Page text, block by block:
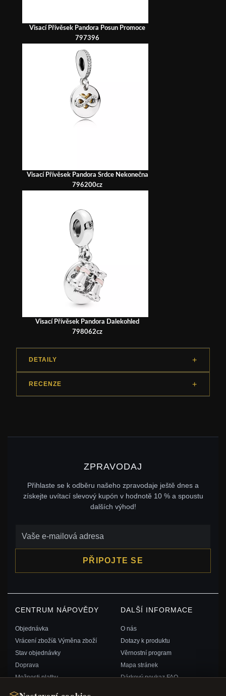
Visací Přívěsek Pandora Posun Promoce
797396
Visací Přívěsek Pandora Srdce Nekonečna
796200cz
Visací Přívěsek Pandora Dalekohled
798062cz
DETAILY
RECENZE
ZPRAVODAJ
Přihlaste se k odběru našeho zpravodaje ještě dnes a
získejte uvítací slevový kupón v hodnotě 10 % a spoustu
dalších výhod!
PŘIPOJTE SE
CENTRUM NÁPOVĚDY
Objednávka
Vrácení zboží& Výměna zboží
Stav objednávky
Doprava
Možnosti platby
DALŠÍ INFORMACE
O nás
Dotazy k produktu
Věrnostní program
Mapa stránek
Dárkový poukaz FAQ